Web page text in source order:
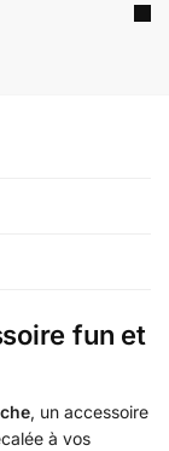
fun et
, un accessoire
à vos